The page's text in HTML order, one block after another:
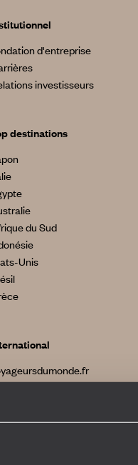
d'entreprise
investisseurs
destinations
du Sud
Unis